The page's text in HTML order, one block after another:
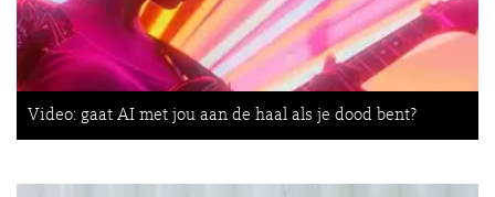
Video: gaat AI met jou aan de haal als je dood bent?